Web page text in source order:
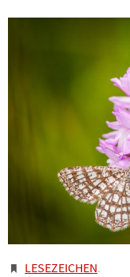
LESEZEICHEN.